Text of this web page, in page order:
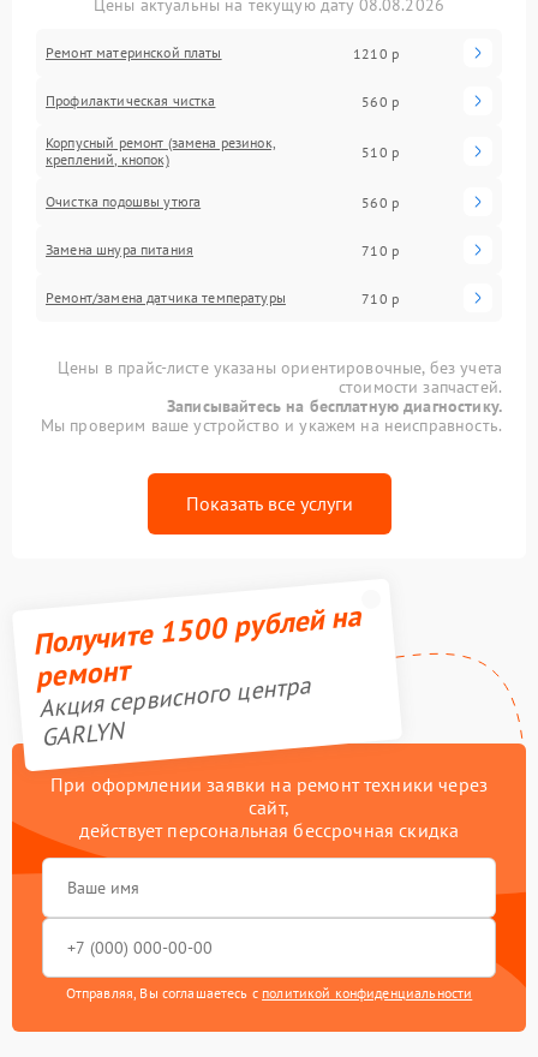
Цены актуальны на текущую дату 08.08.2026
Ремонт материнской платы 1210 р
Профилактическая чистка 560 р
Корпусный ремонт (замена резинок,
креплений, кнопок)
510 р
Очистка подошвы утюга 560 р
Замена шнура питания 710 р
Ремонт/замена датчика температуры 710 р
Цены в прайс-листе указаны ориентировочные, без учета
стоимости запчастей.
Записывайтесь на бесплатную диагностику.
Мы проверим ваше устройство и укажем на неисправность.
Показать все услуги
Получите 1500 рублей на
ремонт
Акция сервисного центра
GARLYN
При оформлении заявки на ремонт техники через
сайт,
действует персональная бессрочная скидка
Отправляя, Вы соглашаетесь с политикой конфиденциальности